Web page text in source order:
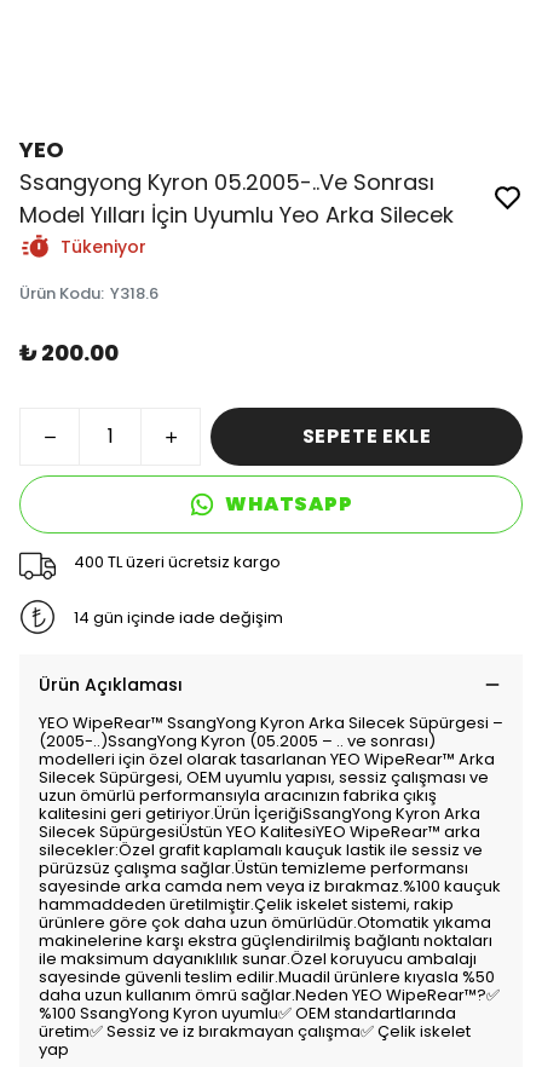
YEO
Ssangyong Kyron 05.2005-..Ve Sonrası
Model Yılları İçin Uyumlu Yeo Arka Silecek
Tükeniyor
Ürün Kodu: Y318.6
₺ 200.00
SEPETE EKLE
WHATSAPP
400 TL üzeri ücretsiz kargo
14 gün içinde iade değişim
Ürün Açıklaması
YEO WipeRear™️ SsangYong Kyron Arka Silecek Süpürgesi –
(2005-..)SsangYong Kyron (05.2005 – .. ve sonrası)
modelleri için özel olarak tasarlanan YEO WipeRear™️ Arka
Silecek Süpürgesi, OEM uyumlu yapısı, sessiz çalışması ve
uzun ömürlü performansıyla aracınızın fabrika çıkış
kalitesini geri getiriyor.Ürün İçeriğiSsangYong Kyron Arka
Silecek SüpürgesiÜstün YEO KalitesiYEO WipeRear™️ arka
silecekler:Özel grafit kaplamalı kauçuk lastik ile sessiz ve
pürüzsüz çalışma sağlar.Üstün temizleme performansı
sayesinde arka camda nem veya iz bırakmaz.%100 kauçuk
hammaddeden üretilmiştir.Çelik iskelet sistemi, rakip
ürünlere göre çok daha uzun ömürlüdür.Otomatik yıkama
makinelerine karşı ekstra güçlendirilmiş bağlantı noktaları
ile maksimum dayanıklılık sunar.Özel koruyucu ambalajı
sayesinde güvenli teslim edilir.Muadil ürünlere kıyasla %50
daha uzun kullanım ömrü sağlar.Neden YEO WipeRear™️?✅
%100 SsangYong Kyron uyumlu✅ OEM standartlarında
üretim✅ Sessiz ve iz bırakmayan çalışma✅ Çelik iskelet
yap